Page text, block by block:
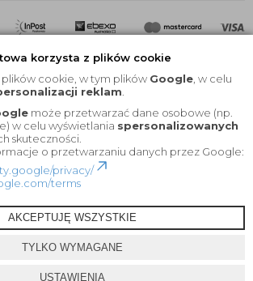
korzysta z plików cookie
plików cookie, w tym plików Google , w celu
reklam
może przetwarzać dane osobowe (np.
w celu wyświetlania spersonalizowanych
skuteczności.
o przetwarzaniu danych przez Google:
privacy/
terms
AKCEPTUJĘ WSZYSTKIE
TYLKO WYMAGANE
USTAWIENIA
Prawa Zastrzeżone |KEYfabrics
i oprogramowanie sklepu: